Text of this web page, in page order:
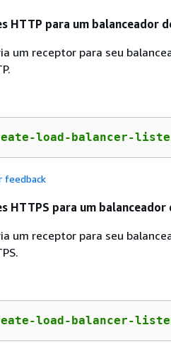
HTTP para um balanceador
um receptor para seu
load-balancer-
feedback
HTTPS para um balanceador
um receptor para seu
load-balancer-